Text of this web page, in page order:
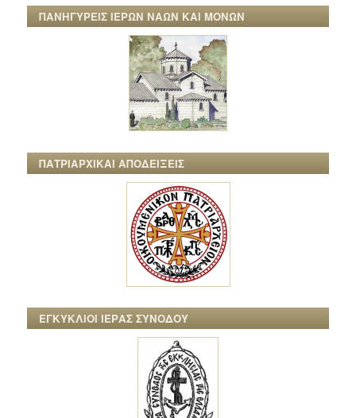
ΠΑΝΗΓΥΡΕΙΣ ΙΕΡΩΝ ΝΑΩΝ ΚΑΙ ΜΟΝΩΝ
ΠΑΤΡΙΑΡΧΙΚΑΙ ΑΠΟΔΕΙΞΕΙΣ
ΕΓΚΥΚΛΙΟΙ ΙΕΡΑΣ ΣΥΝΟΔΟΥ